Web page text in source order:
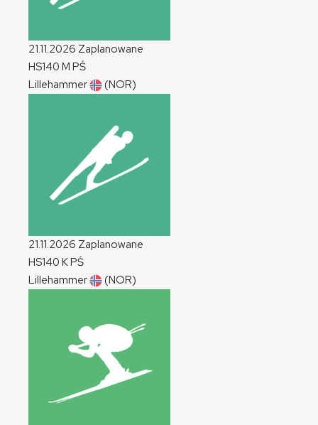
21.11.2026 Zaplanowane
HS140 M PŚ
Lillehammer
(NOR)
21.11.2026 Zaplanowane
HS140 KPŚ
Lillehammer
(NOR)